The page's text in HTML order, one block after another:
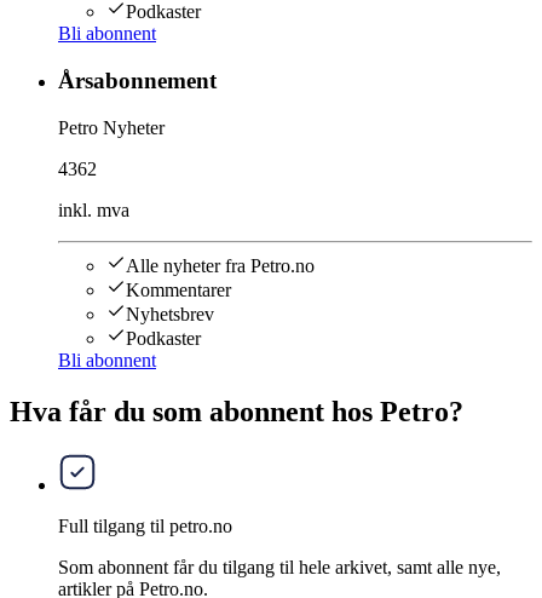
Podkaster
Bli abonnent
Årsabonnement
Petro Nyheter
4362
inkl. mva
Alle nyheter fra Petro.no
Kommentarer
Nyhetsbrev
Podkaster
Bli abonnent
Hva får du som abonnent hos Petro?
Full tilgang til petro.no
Som abonnent får du tilgang til hele arkivet, samt alle nye,
artikler på Petro.no.